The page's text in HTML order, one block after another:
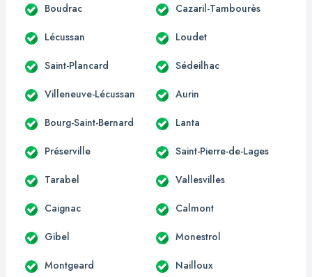
Boudrac Cazaril-Tambourès
Lécussan Loudet
Saint-Plancard Sédeilhac
Villeneuve-Lécussan Aurin
Bourg-Saint-Bernard Lanta
Préserville Saint-Pierre-de-Lages
Tarabel Vallesvilles
Caignac Calmont
Gibel Monestrol
Montgeard Nailloux